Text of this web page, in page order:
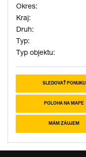
Okres:
Kraj:
Druh:
Typ:
Typ objektu:
SLEDOVAŤ PONUKU
POLOHA NA MAPE
MÁM ZÁUJEM